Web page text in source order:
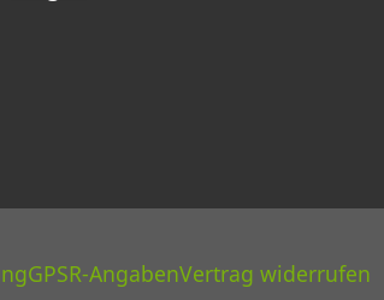
GPSR-AngabenVertrag widerrufen